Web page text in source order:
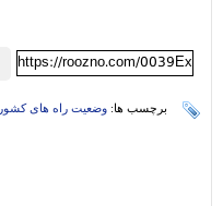
https://roozno.com/0039Ex
برچسب ها: وضعیت راه های کشور